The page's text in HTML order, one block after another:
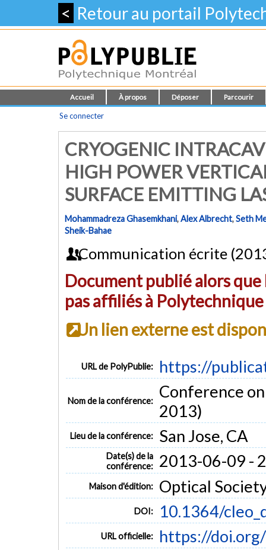
< Retour au portail
Accueil À propos Déposer Parcourir
Se connecter
CRYOGENIC
HIGH POWER
SURFACE EMITTING
Mohammadreza Ghasemkhani,Alex Albrecht,Seth
Sheik-Bahae
Communication écrite
Document publié alors
pas affiliés à
Un lien externe est
URL de PolyPublie: https://
Nom de la conférence:
Conference
2013)
Lieu de la conférence: San Jose, CA
Date(s) de la
conférence:
2013-06-09 -
Maison d'édition: Optical
DOI: 10.1364/
URL officielle: https://